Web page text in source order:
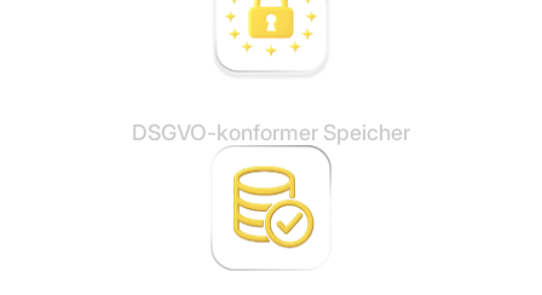
DSGVO-konformer Speicher